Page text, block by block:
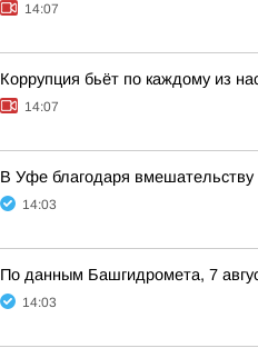
14:07
Коррупция бьёт по каждому из
14:07
В Уфе благодаря вмешательству
14:03
По данным Башгидромета, 7
14:03